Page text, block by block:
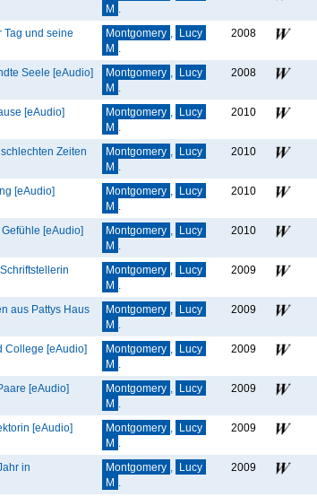
M
Tag und seine
Montgomery
Lucy
M
2008
Seele [eAudio] Montgomery
Lucy
M
2008
[eAudio] Montgomery
Lucy
M
2010
Zeiten
Montgomery
Lucy
M
2010
[eAudio] Montgomery
Lucy
M
2010
[eAudio] Montgomery
Lucy
M
2010
Montgomery
Lucy
M
2009
aus Pattys Haus
Montgomery
Lucy
M
2009
College [eAudio] Montgomery
Lucy
M
2009
[eAudio] Montgomery
Lucy
M
2009
[eAudio] Montgomery
Lucy
M
2009
in
Montgomery
Lucy
M
2009